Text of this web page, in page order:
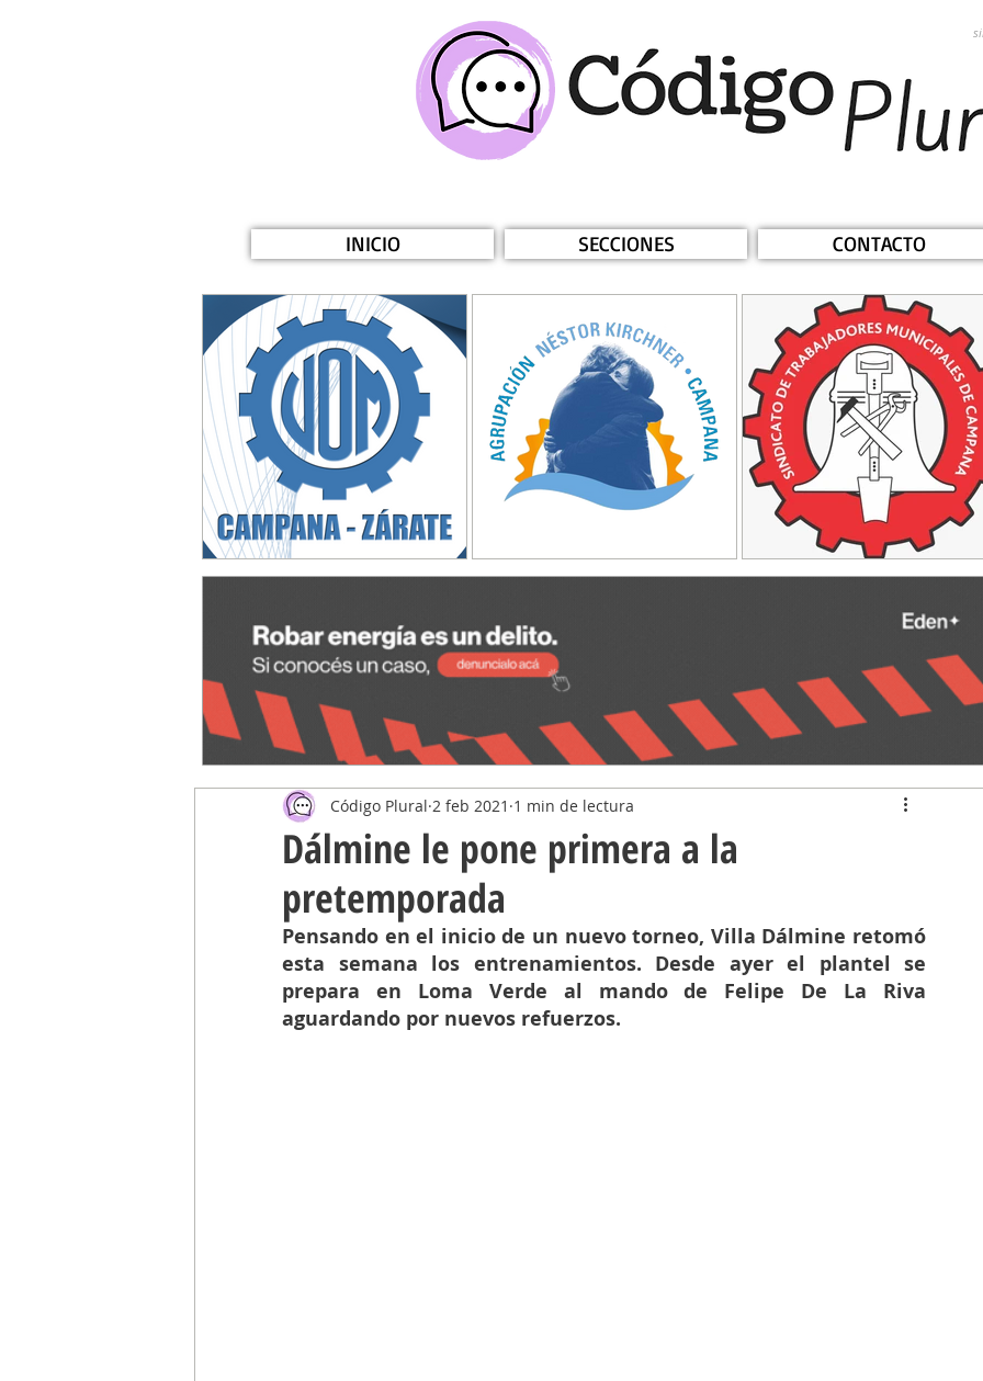
INICIO SECCIONES CONTACTO
Dálmine le pone primera a la
pretemporada
Código Plural 2 feb 2021 1 min de lectura
Pensando en el inicio de un nuevo torneo, Villa Dálmine retomó
esta semana los entrenamientos. Desde ayer el plantel se
prepara en Loma Verde al mando de Felipe De La Riva
aguardando por nuevos refuerzos.